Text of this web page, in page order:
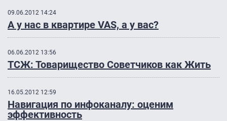
09.06.2012 14:24
А у нас в квартире VAS, а у вас?
06.06.2012 13:56
ТСЖ: Товарищество Советчиков как Жить
16.05.2012 12:59
Навигация по инфоканалу: оценим
эффективность